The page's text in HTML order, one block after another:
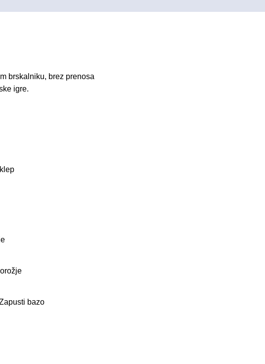
brskalniku, brez prenosa
igre.
bazo